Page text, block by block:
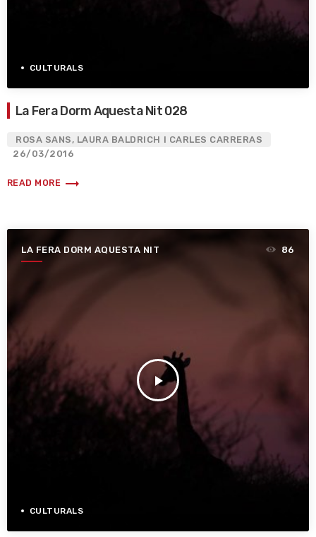
CULTURALS
La Fera Dorm Aquesta Nit 028
ROSA SANS, LAURA BALDRICH I CARLES CARRERAS
26/03/2016
READ MORE trending_flat
LA FERA DORM AQUESTA NIT
play_arrow
86
CULTURALS